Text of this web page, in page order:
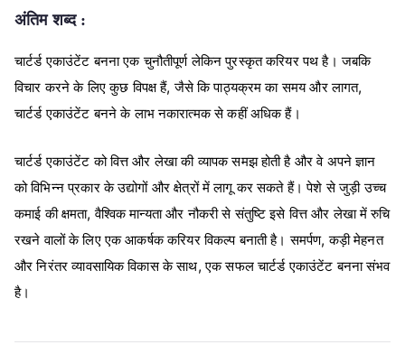
अंतिम शब्द :
चार्टर्ड एकाउंटेंट बनना एक चुनौतीपूर्ण लेकिन पुरस्कृत करियर पथ है। जबकि
विचार करने के लिए कुछ विपक्ष हैं,जैसे कि पाठ्यक्रम का समय और लागत,
चार्टर्ड एकाउंटेंट बनने के लाभ नकारात्मक से कहीं अधिक हैं।
चार्टर्ड एकाउंटेंट को वित्त और लेखा की व्यापक समझ होती है और वे अपने ज्ञान
को विभिन्न प्रकार के उद्योगों और क्षेत्रों में लागू कर सकते हैं। पेशे से जुड़ी उच्च
कमाई की क्षमता,वैश्विक मान्यता और नौकरी से संतुष्टि इसे वित्त और लेखा में रुचि
रखने वालों के लिए एक आकर्षक करियर विकल्प बनाती है। समर्पण,कड़ी मेहनत
और निरंतर व्यावसायिक विकास के साथ,एक सफल चार्टर्ड एकाउंटेंट बनना संभव
है।